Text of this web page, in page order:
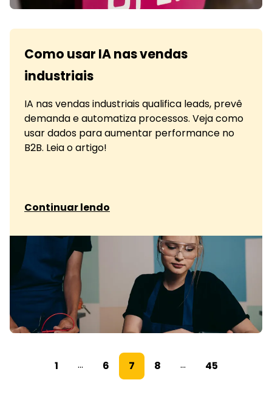
Como usar IA nas vendas
industriais
IA nas vendas industriais qualifica leads, prevê
demanda e automatiza processos. Veja como
usar dados para aumentar performance no
B2B. Leia o artigo!
Continuar lendo
1 ... 6 7 8 ... 45